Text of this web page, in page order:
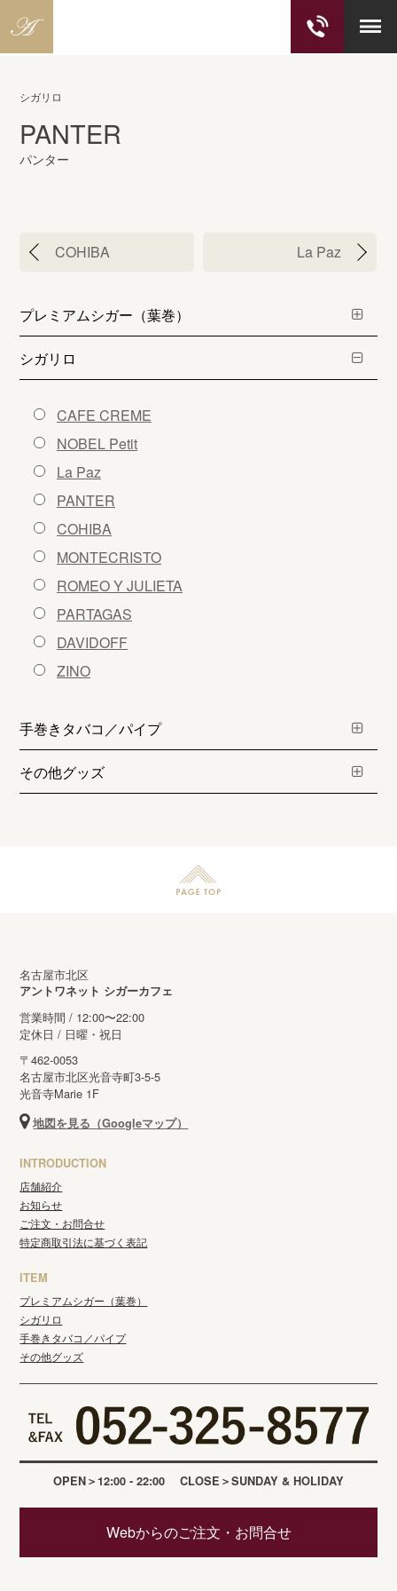
シガリロ
PANTER
パンター
投
稿
ビ
ゲ
ー
シ
ン
COHIBA La Paz
プレミアムシガー（葉巻）
シガリロ
CAFE CREME
NOBEL Petit
La Paz
PANTER
COHIBA
MONTECRISTO
ROMEO Y JULIETA
PARTAGAS
DAVIDOFF
ZINO
手巻きタバコ／パイプ
その他グッズ
名古屋市北区
アントワネット シガーカフェ
営業時間 / 12:00〜22:00
定休日 / 日曜・祝日
〒462-0053
名古屋市北区光音寺町3-5-5
光音寺Marie 1F
地図を見る（Googleマップ）
INTRODUCTION
店舗紹介
お知らせ
ご注文・お問合せ
特定商取引法に基づく表記
ITEM
プレミアムシガー（葉巻）
シガリロ
手巻きタバコ／パイプ
その他グッズ
OPEN 12:00 - 22:00 CLOSE SUNDAY & HOLIDAY
Webからのご注文・お問合せ